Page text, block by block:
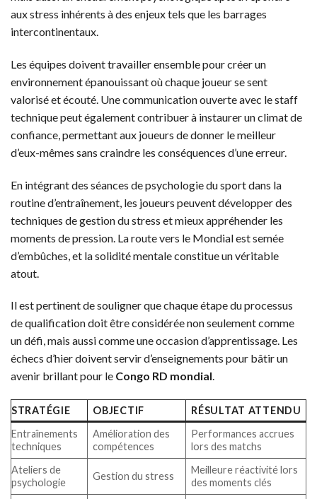
aux stress inhérents à des enjeux tels que les barrages
intercontinentaux.
Les équipes doivent travailler ensemble pour créer un
environnement épanouissant où chaque joueur se sent
valorisé et écouté. Une communication ouverte avec le staff
technique peut également contribuer à instaurer un climat de
confiance, permettant aux joueurs de donner le meilleur
d’eux-mêmes sans craindre les conséquences d’une erreur.
En intégrant des séances de psychologie du sport dans la
routine d’entraînement, les joueurs peuvent développer des
techniques de gestion du stress et mieux appréhender les
moments de pression. La route vers le Mondial est semée
d’embûches, et la solidité mentale constitue un véritable
atout.
Il est pertinent de souligner que chaque étape du processus
de qualification doit être considérée non seulement comme
un défi, mais aussi comme une occasion d’apprentissage. Les
échecs d’hier doivent servir d’enseignements pour bâtir un
avenir brillant pour le Congo RD mondial.
STRATÉGIE OBJECTIF
RÉSULTAT ATTENDU
Entraînements
techniques
Amélioration des
compétences
Performances accrues
lors des matchs
Ateliers de
psychologie
Gestion du stress
Meilleure réactivité lors
des moments clés